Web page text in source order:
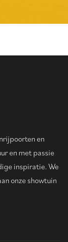
en
en met passie
inspiratie. We
onze showtuin